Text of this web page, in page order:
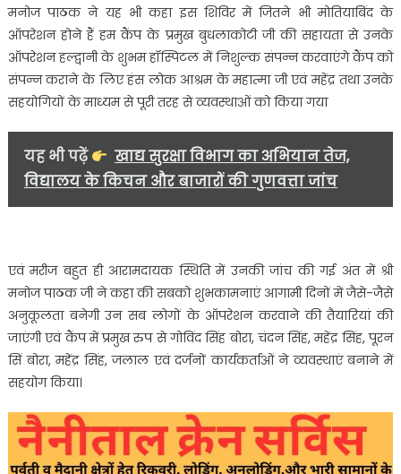
मनोज पाठक ने यह भी कहा इस शिविर में जितने भी मोतियाबिंद के
ऑपरेशन होने हैं हम कैंप के प्रमुख बुधलाकोटी जी की सहायता से उनके
ऑपरेशन हल्द्वानी के शुभम हॉस्पिटल में निशुल्क संपन्न करवाएंगे कैंप को
संपन्न कराने के लिए हंस लोक आश्रम के महात्मा जी एवं महेंद्र तथा उनके
सहयोगियों के माध्यम से पूरी तरह से व्यवस्थाओं को किया गया
यह भी पढ़ें
खाद्य सुरक्षा विभाग का अभियान तेज,
विद्यालय के किचन और बाजारों की गुणवत्ता जांच
एवं मरीज बहुत ही आरामदायक स्थिति में उनकी जांच की गई अंत में श्री
मनोज पाठक जी ने कहा की सबको शुभकामनाएं आगामी दिनों में जैसे-जैसे
अनुकूलता बनेगी उन सब लोगों के ऑपरेशन करवाने की तैयारियां की
जाएंगी एवं कैंप में प्रमुख रुप से गोविंद सिंह बोरा, चंदन सिंह, महेंद्र सिंह, पूरन
सिं बोरा, महेंद्र सिंह, जलाल एवं दर्जनों कार्यकर्ताओं ने व्यवस्थाएं बनाने में
सहयोग किया।